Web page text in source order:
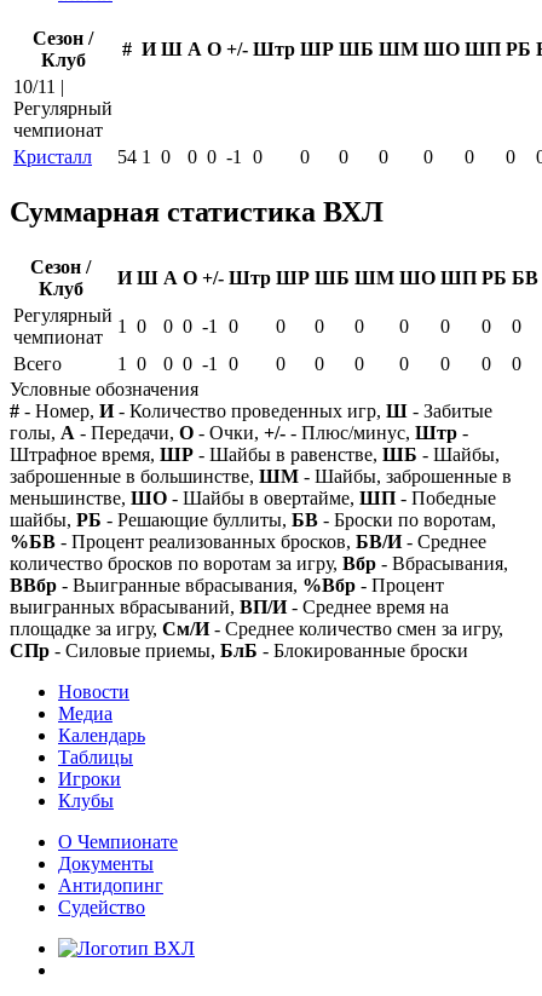
Сезон /
Клуб
# И Ш А О +/- Штр ШР ШБ ШМ ШО ШП РБ
10/11 |
Регулярный
чемпионат
Кристалл
54 1 0 0 0 -1 0 0 0 0 0 0 0
Суммарная статистика ВХЛ
Сезон /
Клуб
И Ш А О +/- Штр ШР ШБ ШМ ШО ШП РБ БВ
Регулярный
чемпионат
1 0 0 0 -1 0 0 0 0 0 0 0
0
Всего
1 0 0 0 -1 0 0 0 0 0 0 0
0
Условные обозначения
# - Номер, И- Количество проведенных игр, Ш - Забитые
голы, А - Передачи, О - Очки, +/- - Плюс/минус, Штр -
Штрафное время, ШР - Шайбы в равенстве, ШБ - Шайбы,
заброшенные в большинстве, ШМ - Шайбы, заброшенные в
меньшинстве, ШО - Шайбы в овертайме, ШП - Победные
шайбы, РБ - Решающие буллиты, БВ - Броски по воротам,
%БВ - Процент реализованных бросков, БВ/И- Среднее
количество бросков по воротам за игру, Вбр - Вбрасывания,
ВВбр - Выигранные вбрасывания, %Вбр - Процент
выигранных вбрасываний, ВП/И- Среднее время на
площадке за игру, См/И- Среднее количество смен за игру,
СПр - Силовые приемы, БлБ - Блокированные броски
Новости
Медиа
Календарь
Таблицы
Игроки
Клубы
О Чемпионате
Документы
Антидопинг
Судейство